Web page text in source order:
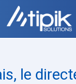
le